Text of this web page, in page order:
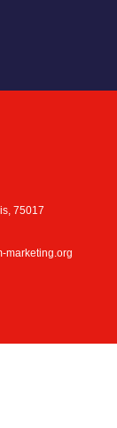
, 75017
marketing.org